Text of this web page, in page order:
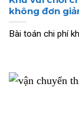
không đơn
Bài toán chi phí